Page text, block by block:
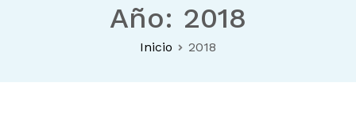
Año: 2018
Inicio 2018